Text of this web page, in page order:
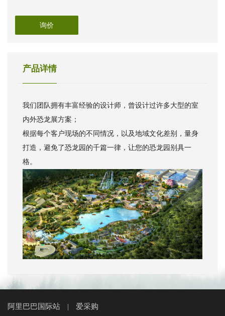
询价
产品详情
我们团队拥有丰富经验的设计师，曾设计过许多大型的室
内外恐龙展方案；
根据每个客户现场的不同情况，以及地域文化差别，量身
打造，避免了恐龙园的千篇一律，让您的恐龙园别具一
格。
阿里巴巴国际站 爱采购